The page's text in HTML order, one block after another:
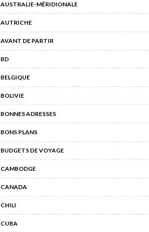
AUSTRALIE-MÉRIDIONALE
AUTRICHE
AVANT DE PARTIR
BD
BELGIQUE
BOLIVIE
BONNES ADRESSES
BONS PLANS
BUDGETS DE VOYAGE
CAMBODGE
CANADA
CHILI
CUBA